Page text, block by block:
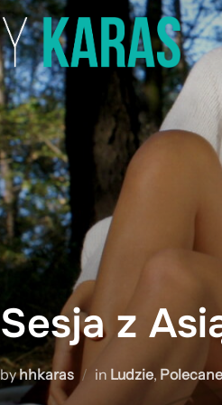
Sesja z
byhhkaras in Ludzie, Polecane